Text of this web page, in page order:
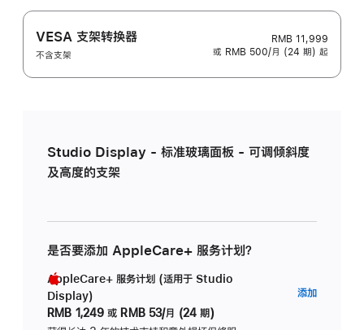
VESA 支架转换器
不含支架
RMB 11,999
或 RMB 500/月 (24 期) 起
Studio Display - 标准玻璃面板 - 可调倾斜度
及高度的支架
是否要添加 AppleCare+ 服务计划？
AppleCare+ 服务计划 (适用于 Studio
Display)
RMB 1,249 或 RMB 53/月 (24 期)
添加